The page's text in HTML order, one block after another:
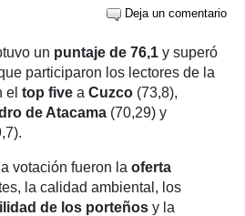
Deja un comentario
un puntaje de 76,1 y superó
participaron los lectores de la
el top five a Cuzco (73,8),
de Atacama (70,29) y
votación fueron la oferta
la calidad ambiental, los
de los porteños y la